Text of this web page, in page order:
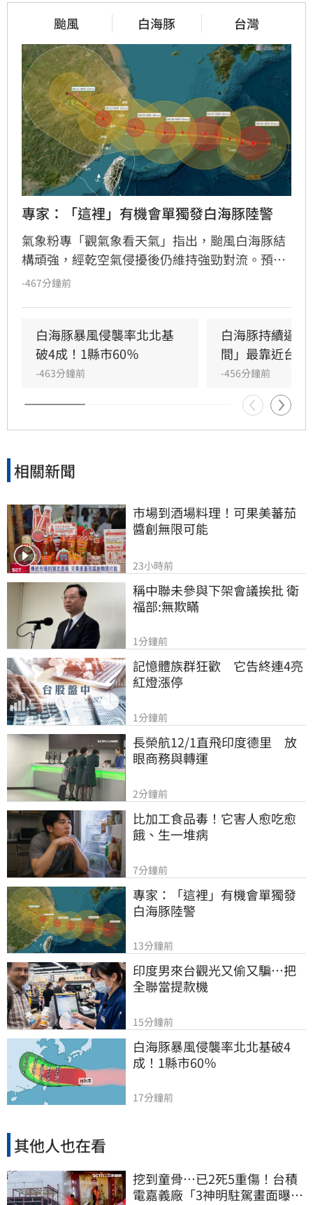
颱風 白海豚 台灣
專家：「這裡」有機會單獨發白海豚陸警
氣象粉專「觀氣象看天氣」指出，颱風白海豚結
構頑強，經乾空氣侵擾後仍維持強勁對流。預估
白海豚將於8月8日至10日最接近台灣，暴風圈預
江縣發布陸警。儘管目前預測暴風圈不直接侵襲
台灣本島，但路徑仍具不確定性，且與海岸線距
離十分接近。氣象署建議民眾密切留意最新路
徑，特別是中部以北地區恐受風雨影響，前往琉
球、沖繩旅遊者亦需提高警覺，隨時關注颱風動
態以策安全。
-467分鐘前
白海豚暴風侵襲率北北基
破4成！1縣市60％
-463分鐘前
白海豚持續逼
間」最靠近台灣
-456分鐘前
相關新聞
市場到酒場料理！可果美蕃茄
醬創無限可能
23小時前
稱中聯未參與下架會議挨批 衛
福部:無欺瞞
1分鐘前
記憶體族群狂歡　它告終連4亮
紅燈漲停
1分鐘前
長榮航12/1直飛印度德里　放
眼商務與轉運
2分鐘前
比加工食品毒！它害人愈吃愈
餓、生一堆病
7分鐘前
專家：「這裡」有機會單獨發
白海豚陸警
13分鐘前
印度男來台觀光又偷又騙…把
全聯當提款機
15分鐘前
白海豚暴風侵襲率北北基破4
成！1縣市60％
17分鐘前
其他人也在看
挖到童骨…已2死5重傷！台積
電嘉義廠「3神明駐駕畫面曝